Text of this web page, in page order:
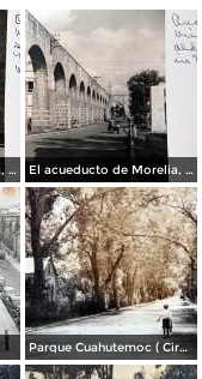
El acueducto de Morelia, Michoacán El acueducto de Morelia, Michoacán
Parque Cuahutemoc ( Circulada el 24 de Junio de 1938 ).